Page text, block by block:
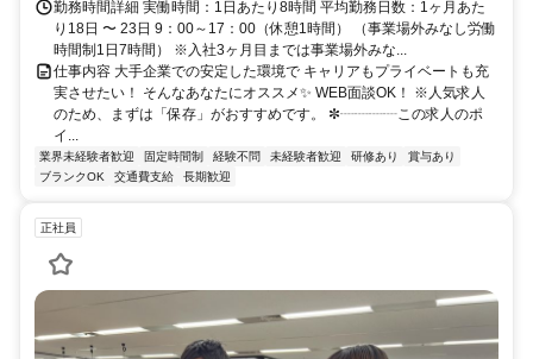
勤務時間詳細 実働時間：1日あたり8時間 平均勤務日数：1ヶ月あた
り18日 〜 23日 9：00～17：00（休憩1時間） （事業場外みなし労働
時間制1日7時間） ※入社3ヶ月目までは事業場外みな...
仕事内容 大手企業での安定した環境で キャリアもプライベートも充
実させたい！ そんなあなたにオススメ✨ WEB面談OK！ ※人気求人
のため、まずは「保存」がおすすめです。 ✼┈┈┈┈この求人のポ
イ...
業界未経験者歓迎 固定時間制 経験不問 未経験者歓迎 研修あり
賞与あり
ブランクOK
交通費支給 長期歓迎
正社員